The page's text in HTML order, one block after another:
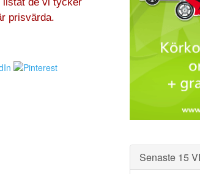
listat de vi tycker
prisvärda.
Senaste 15